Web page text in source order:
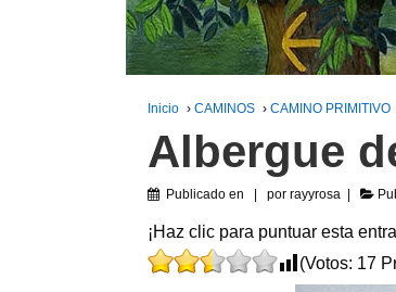
Inicio › CAMINOS › CAMINO PRIMITIVO
Albergue
Publicado en por rayyrosa
¡Haz clic para puntuar esta
(Votos: 17